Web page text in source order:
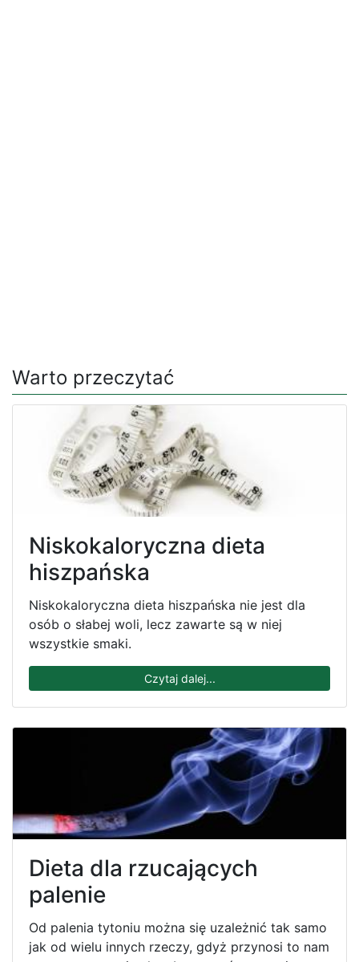
Warto przeczytać
Niskokaloryczna dieta
hiszpańska
Niskokaloryczna dieta hiszpańska nie jest dla
osób o słabej woli, lecz zawarte są w niej
wszystkie smaki.
Czytaj dalej...
Dieta dla rzucających
palenie
Od palenia tytoniu można się uzależnić tak samo
jak od wielu innych rzeczy, gdyż przynosi to nam